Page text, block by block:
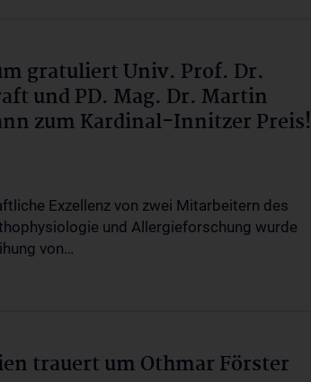
gratuliert Univ. Prof. Dr.
und PD. Mag. Dr. Martin
zum Kardinal-Innitzer Preis!
Exzellenz von zwei Mitarbeitern des
und Allergieforschung wurde
von…
trauert um Othmar Förster